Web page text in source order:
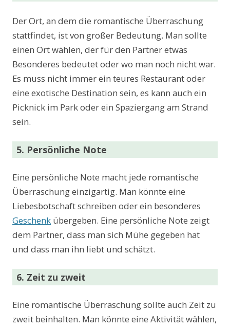
Der Ort, an dem die romantische Überraschung
stattfindet, ist von großer Bedeutung. Man sollte
einen Ort wählen, der für den Partner etwas
Besonderes bedeutet oder wo man noch nicht war.
Es muss nicht immer ein teures Restaurant oder
eine exotische Destination sein, es kann auch ein
Picknick im Park oder ein Spaziergang am Strand
sein.
5. Persönliche Note
Eine persönliche Note macht jede romantische
Überraschung einzigartig. Man könnte eine
Liebesbotschaft schreiben oder ein besonderes
Geschenk übergeben. Eine persönliche Note zeigt
dem Partner, dass man sich Mühe gegeben hat
und dass man ihn liebt und schätzt.
6. Zeit zu zweit
Eine romantische Überraschung sollte auch Zeit zu
zweit beinhalten. Man könnte eine Aktivität wählen,